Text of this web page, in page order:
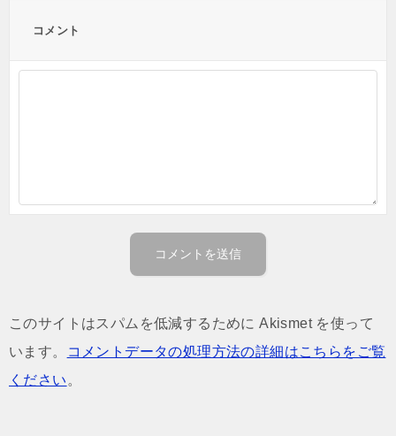
コメント
このサイトはスパムを低減するために Akismet を使って
います。
コメントデータの処理方法の詳細はこちらをご覧
ください 。